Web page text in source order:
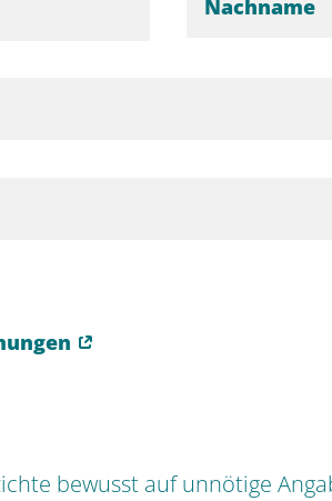
bewusst auf unnötige